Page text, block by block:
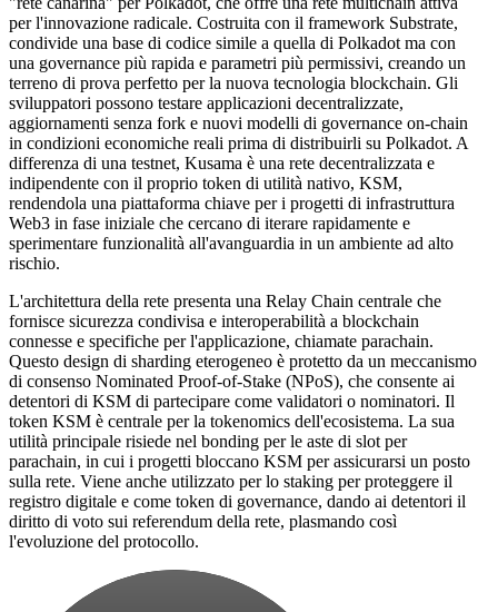
per l'innovazione radicale. Costruita con il framework Substrate,
condivide una base di codice simile a quella di Polkadot ma con
una governance più rapida e parametri più permissivi, creando un
terreno di prova perfetto per la nuova tecnologia blockchain. Gli
sviluppatori possono testare applicazioni decentralizzate,
aggiornamenti senza fork e nuovi modelli di governance on-chain
in condizioni economiche reali prima di distribuirli su Polkadot. A
differenza di una testnet, Kusama è una rete decentralizzata e
indipendente con il proprio token di utilità nativo, KSM,
rendendola una piattaforma chiave per i progetti di infrastruttura
Web3 in fase iniziale che cercano di iterare rapidamente e
sperimentare funzionalità all'avanguardia in un ambiente ad alto
rischio.
L'architettura della rete presenta una Relay Chain centrale che
fornisce sicurezza condivisa e interoperabilità a blockchain
connesse e specifiche per l'applicazione, chiamate parachain.
Questo design di sharding eterogeneo è protetto da un meccanismo
di consenso Nominated Proof-of-Stake (NPoS), che consente ai
detentori di KSM di partecipare come validatori o nominatori. Il
token KSM è centrale per la tokenomics dell'ecosistema. La sua
utilità principale risiede nel bonding per le aste di slot per
parachain, in cui i progetti bloccano KSM per assicurarsi un posto
sulla rete. Viene anche utilizzato per lo staking per proteggere il
registro digitale e come token di governance, dando ai detentori il
diritto di voto sui referendum della rete, plasmando così
l'evoluzione del protocollo.